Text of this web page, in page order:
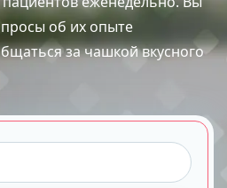
об их опыте
за чашкой вкусного